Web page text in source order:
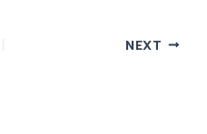
NEXT